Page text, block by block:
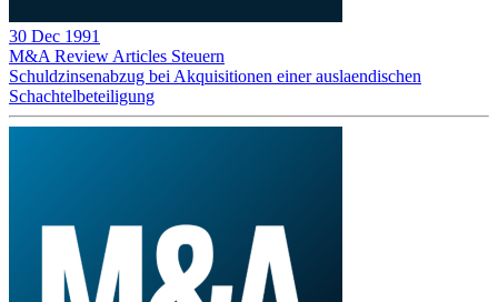
30 Dec 1991
M&A Review Articles Steuern
Schuldzinsenabzug bei Akquisitionen einer auslaendischen
Schachtelbeteiligung